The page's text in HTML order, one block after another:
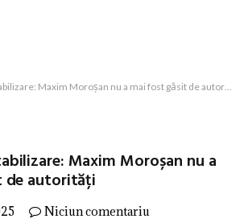
Maxim Moroșan nu a mai fost găsit de autorități
Maxim Moroșan nu a
de autorități
Niciun comentariu